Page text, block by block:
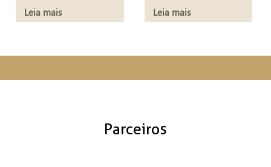
Leia mais
Leia mais
Parceiros